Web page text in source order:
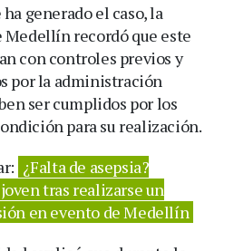
generado el caso, la
Medellín recordó que este
con controles previos y
por la administración
ser cumplidos por los
para su realización.
¿Falta de asepsia?
tras realizarse un
en evento de Medellín